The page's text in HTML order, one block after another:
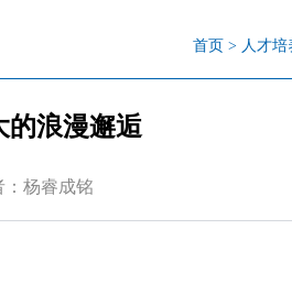
首页 > 人才培
的浪漫邂逅
：杨睿成铭